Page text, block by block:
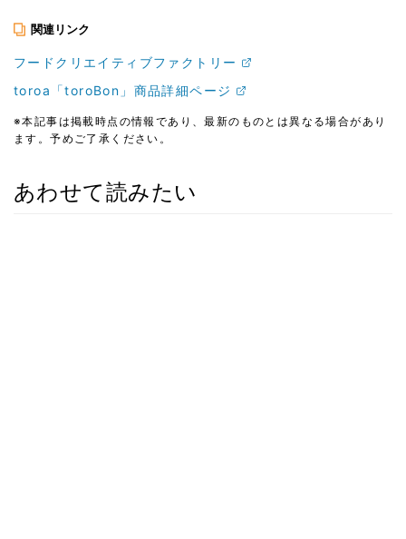
関連リンク
フードクリエイティブファクトリー
toroa「toroBon」商品詳細ページ
※本記事は掲載時点の情報であり、最新のものとは異なる場合があり
ます。予めご了承ください。
あわせて読みたい